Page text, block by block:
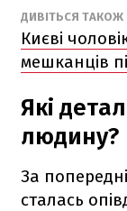
ДИВІТЬСЯ ТАКОЖ
Києві
мешканців
Які
людину?
За
сталась